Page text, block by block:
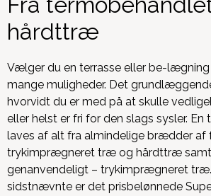
hårdttræ
Vælger du en terrasse eller be-
mange muligheder. Det
hvorvidt du er med på at skulle
eller helst er fri for den slags sysler. En
laves af alt fra almindelige brædder
trykimprægneret træ og hårdttræ samt
genanvendeligt – trykimprægneret
sidstnævnte er det prisbelønnede